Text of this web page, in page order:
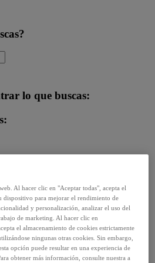
lo que buscas:
Al hacer clic en "Aceptar todas", acepta el
dispositivo para mejorar el rendimiento de
y personalización, analizar el uso del
de marketing. Al hacer clic en
el almacenamiento de cookies estrictamente
ningunas otras cookies. Sin embargo,
opción puede resultar en una experiencia de
obtener más información, consulte nuestra a